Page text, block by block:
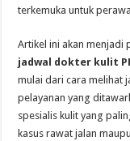
terkemuka untuk
Artikel ini akan menjadi
jadwal dokter kulit
mulai dari cara melihat
pelayanan yang
spesialis kulit yang
kasus rawat jalan